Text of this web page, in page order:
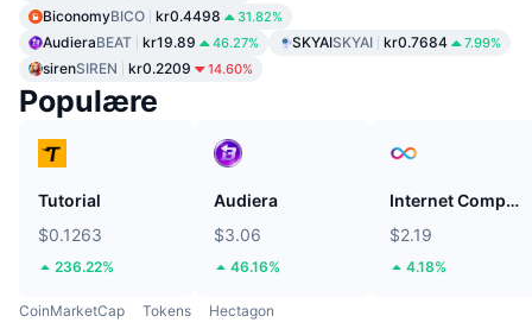
BiconomyBICO kr0.4498 31.82%
AudieraBEAT kr19.89 46.27% SKYAISKYAI kr0.7684 7.99%
sirenSIREN kr0.2209 14.60%
Populære
Tutorial
$0.1263
236.22%
Audiera
$3.06
46.16%
Internet Computer
$2.19
4.18%
CoinMarketCap Tokens Hectagon